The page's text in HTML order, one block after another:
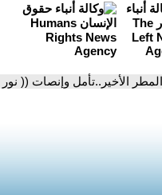
الأخير..تأمل وإنصات ((